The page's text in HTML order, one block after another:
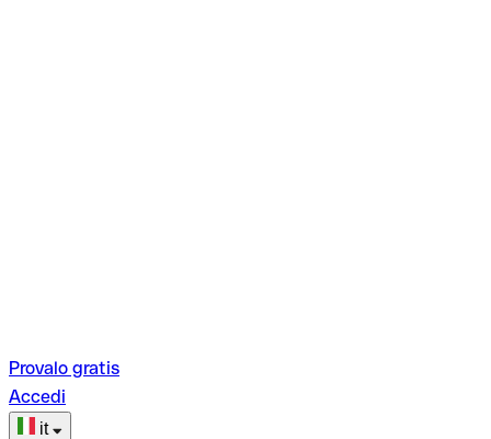
Provalo gratis
Accedi
it